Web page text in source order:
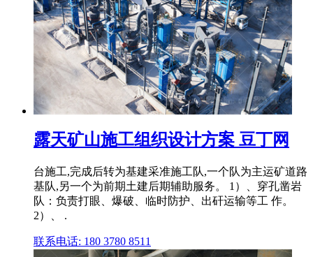
露天矿山施工组织设计方案 豆丁网
台施工,完成后转为基建采准施工队,一个队为主运矿道路
基队,另一个为前期土建后期辅助服务。 1）、穿孔凿岩
队：负责打眼、爆破、临时防护、出矸运输等工 作。
2）、 .
联系电话: 180 3780 8511